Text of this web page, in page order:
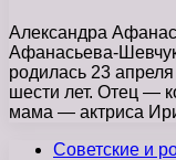
Александра
Афанасьева-
родилась 23
шести лет. Отец —
мама — актриса
Советские и